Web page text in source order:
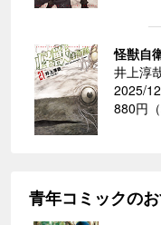
怪獣自
井上淳
2025/
880円（
青年コミックの